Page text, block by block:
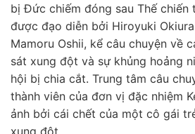
bị Đức chiếm đóng sau Thế chiến
được đạo diễn bởi Hiroyuki
Mamoru Oshii, kể câu chuyện về
sát xung đột và sự khủng hoảng
hội bị chia cắt. Trung tâm câu
thành viên của đơn vị đặc nhiệm
ảnh bởi cái chết của một cô gái
xung đột.